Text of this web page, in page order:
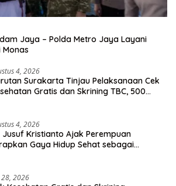
Jaya – Polda Metro Jaya Layani
Monas
4, 2026
Surakarta Tinjau Pelaksanaan Cek
Gratis dan Skrining TBC, 500
4, 2026
Jusuf Kristianto Ajak Perempuan
Gaya Hidup Sehat sebagai
28, 2026